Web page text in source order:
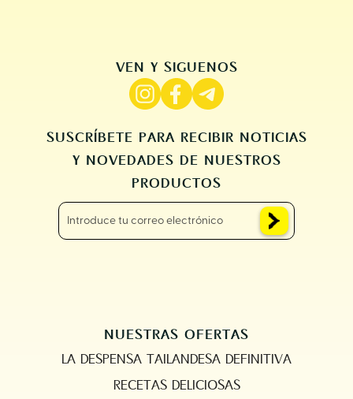
VEN Y SIGUENOS
SUSCRÍBETE PARA RECIBIR NOTICIAS
Y NOVEDADES DE NUESTROS
PRODUCTOS
NUESTRAS OFERTAS
LA DESPENSA TAILANDESA DEFINITIVA
RECETAS DELICIOSAS